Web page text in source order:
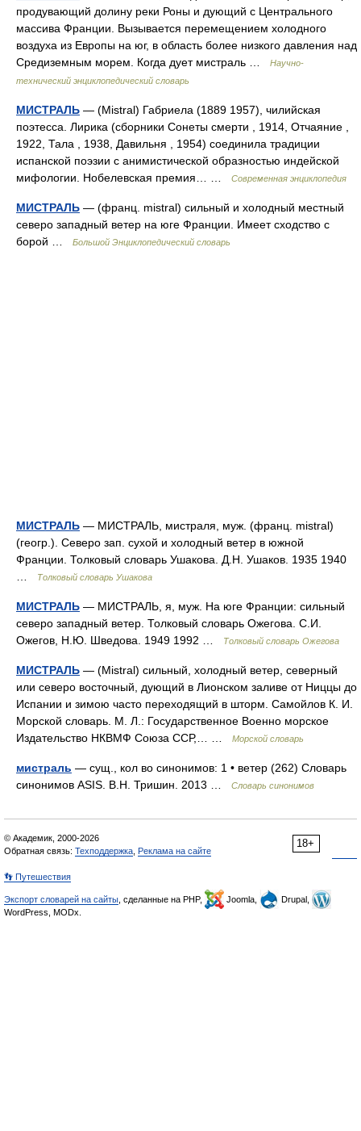
продувающий долину реки Роны и дующий с Центрального
массива Франции. Вызывается перемещением холодного
воздуха из Европы на юг, в область более низкого давления над
Средиземным морем. Когда дует мистраль …
Научно-
технический энциклопедический словарь
МИСТРАЛЬ — (Mistral) Габриела (1889 1957), чилийская
поэтесса. Лирика (сборники Сонеты смерти , 1914, Отчаяние ,
1922, Тала , 1938, Давильня , 1954) соединила традиции
испанской поэзии с анимистической образностью индейской
мифологии. Нобелевская премия… …
Современная энциклопедия
МИСТРАЛЬ — (франц. mistral) сильный и холодный местный
северо западный ветер на юге Франции. Имеет сходство с
борой …
Большой Энциклопедический словарь
МИСТРАЛЬ — МИСТРАЛЬ, мистраля, муж. (франц. mistral)
(геогр.). Северо зап. сухой и холодный ветер в южной
Франции. Толковый словарь Ушакова. Д.Н. Ушаков. 1935 1940
Толковый словарь Ушакова
МИСТРАЛЬ — МИСТРАЛЬ, я, муж. На юге Франции: сильный
северо западный ветер. Толковый словарь Ожегова. С.И.
Ожегов, Н.Ю. Шведова. 1949 1992 …
Толковый словарь Ожегова
МИСТРАЛЬ — (Mistral) сильный, холодный ветер, северный
или северо восточный, дующий в Лионском заливе от Ниццы до
Испании и зимою часто переходящий в шторм. Самойлов К. И.
Морской словарь. М. Л.: Государственное Военно морское
Издательство НКВМФ Союза ССР,… …
Морской словарь
мистраль — сущ., кол во синонимов: 1 • ветер (262) Словарь
синонимов ASIS. В.Н. Тришин. 2013 …
Словарь синонимов
18+
© Академик, 2000-2026
Обратная связь: Техподдержка Реклама на сайте
👣 Путешествия
Экспорт словарей на сайты , сделанные на PHP, Joomla,
Drupal,
WordPress, MODx.